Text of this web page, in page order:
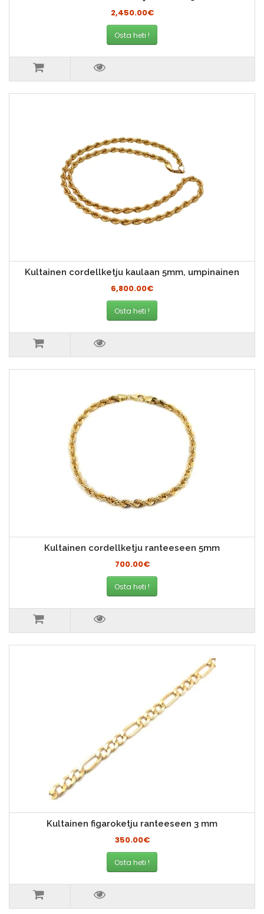
2,450.00€
Osta heti !
Kultainen cordellketju kaulaan 5mm, umpinainen
6,800.00€
Osta heti !
Kultainen cordellketju ranteeseen 5mm
700.00€
Osta heti !
Kultainen figaroketju ranteeseen 3 mm
350.00€
Osta heti !